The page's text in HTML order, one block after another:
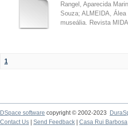
Rangel, Aparecida
Souza; ALMEIDA,
museália. Revista
1
DSpace software copyright © 2002-2023
Contact Us
Send Feedback Casa Rui Barbosa